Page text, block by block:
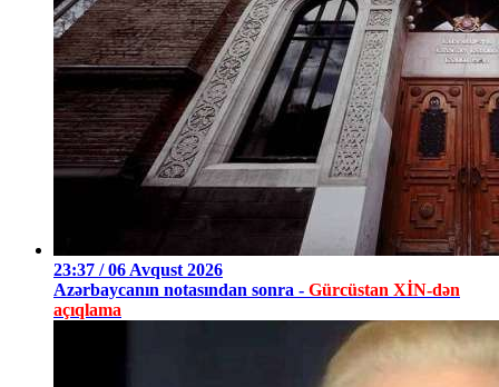
23:37 / 06 Avqust 2026
Azərbaycanın notasından sonra - Gürcüstan XİN-dən
açıqlama